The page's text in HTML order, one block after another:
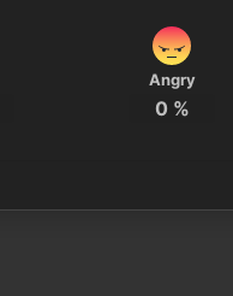
Angry
0 %